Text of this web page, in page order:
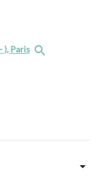
), Paris